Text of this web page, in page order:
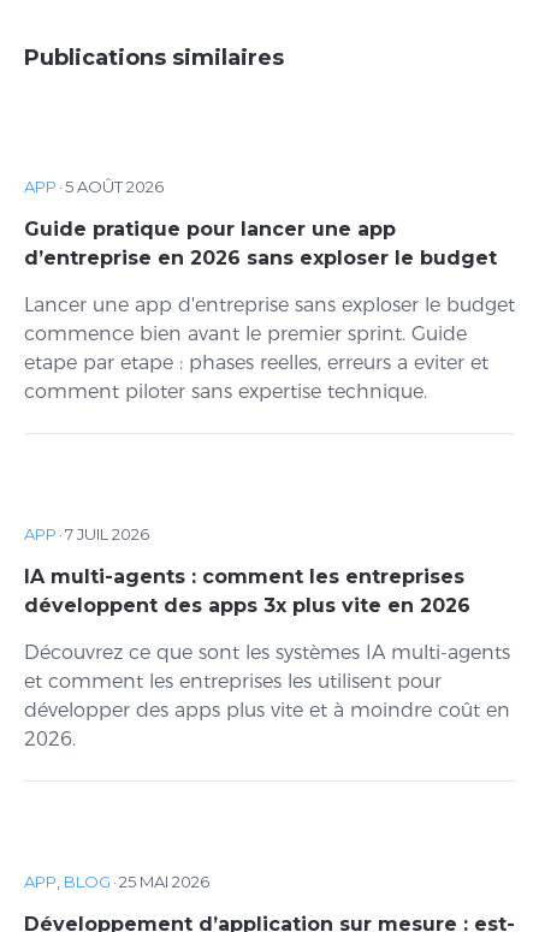
Publications similaires
APP ·5 AOÛT 2026
Guide pratique pour lancer une app
d’entreprise en 2026 sans exploser le budget
Lancer une app d'entreprise sans exploser le budget
commence bien avant le premier sprint. Guide
etape par etape : phases reelles, erreurs a eviter et
comment piloter sans expertise technique.
APP ·7 JUIL 2026
IA multi-agents : comment les entreprises
développent des apps 3x plus vite en 2026
Découvrez ce que sont les systèmes IA multi-agents
et comment les entreprises les utilisent pour
développer des apps plus vite et à moindre coût en
2026.
APP, BLOG ·25 MAI 2026
Développement d’application sur mesure : est-